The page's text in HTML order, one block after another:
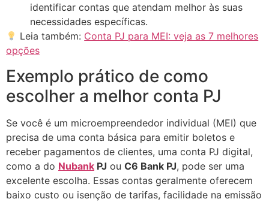
identificar contas que atendam melhor às suas
necessidades específicas.
Leia também: Conta PJ para MEI: veja as 7 melhores
opções
Exemplo prático de como
escolher a melhor conta PJ
Se você é um microempreendedor individual (MEI) que
precisa de uma conta básica para emitir boletos e
receber pagamentos de clientes, uma conta PJ digital,
como a do Nubank PJ ou C6 Bank PJ, pode ser uma
excelente escolha. Essas contas geralmente oferecem
baixo custo ou isenção de tarifas, facilidade na emissão